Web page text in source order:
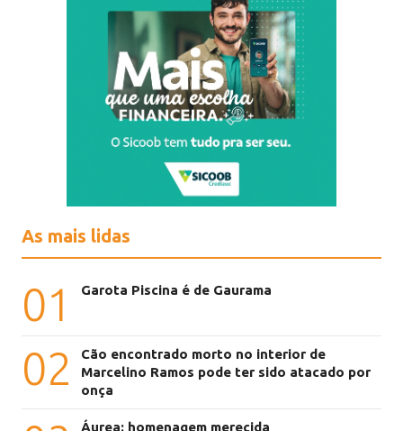
As mais lidas
01 Garota Piscina é de Gaurama
02
Cão encontrado morto no interior de
Marcelino Ramos pode ter sido atacado por
onça
Áurea: homenagem merecida